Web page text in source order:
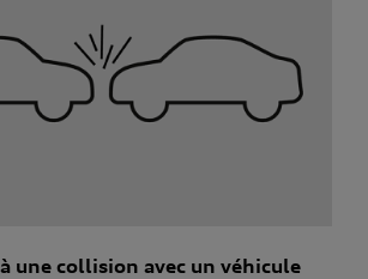
une collision avec un véhicule